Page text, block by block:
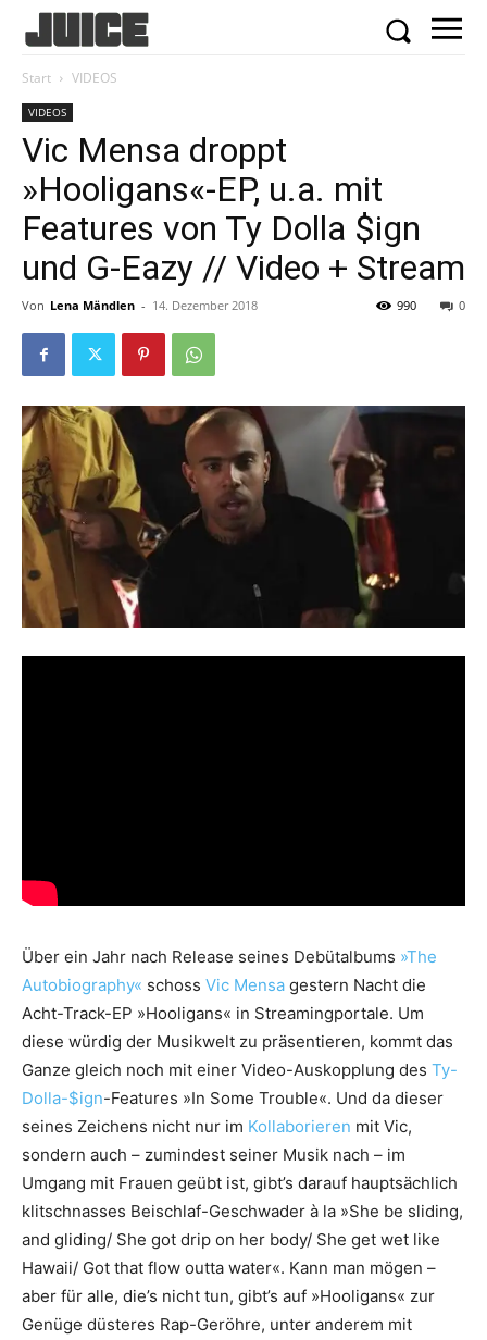
Start VIDEOS
VIDEOS
Vic Mensa droppt
»Hooligans«-EP, u.a. mit
Features von Ty Dolla $ign
und G-Eazy // Video + Stream
Von Lena Mändlen - 14. Dezember 2018 0
990
Über ein Jahr nach Release seines Debütalbums »The
Autobiography« schoss Vic Mensa gestern Nacht die
Acht-Track-EP »Hooligans« in Streamingportale. Um
diese würdig der Musikwelt zu präsentieren, kommt das
Ganze gleich noch mit einer Video-Auskopplung des Ty-
Dolla-$ign-Features »In Some Trouble«. Und da dieser
seines Zeichens nicht nur im Kollaborieren mit Vic,
sondern auch – zumindest seiner Musik nach – im
Umgang mit Frauen geübt ist, gibt’s darauf hauptsächlich
klitschnasses Beischlaf-Geschwader à la »She be sliding,
and gliding/ She got drip on her body/ She get wet like
Hawaii/ Got that flow outta water«. Kann man mögen –
aber für alle, die’s nicht tun, gibt’s auf »Hooligans« zur
Genüge düsteres Rap-Geröhre, unter anderem mit